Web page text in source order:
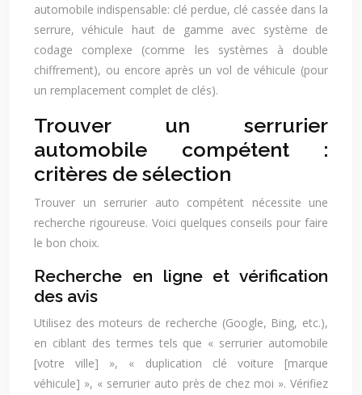
automobile indispensable: clé perdue, clé cassée dans la
serrure, véhicule haut de gamme avec système de
codage complexe (comme les systèmes à double
chiffrement), ou encore après un vol de véhicule (pour
un remplacement complet de clés).
Trouver un serrurier
automobile compétent :
critères de sélection
Trouver un serrurier auto compétent nécessite une
recherche rigoureuse. Voici quelques conseils pour faire
le bon choix.
Recherche en ligne et vérification
des avis
Utilisez des moteurs de recherche (Google, Bing, etc.),
en ciblant des termes tels que « serrurier automobile
[votre ville] », « duplication clé voiture [marque
véhicule] », « serrurier auto près de chez moi ». Vérifiez